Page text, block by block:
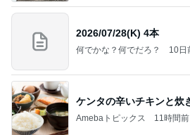
2026/07/28(K) 4本
何でかな？何でだろ？ 10日
ケンタの辛いチキンと炊
Amebaトピックス 11時間前